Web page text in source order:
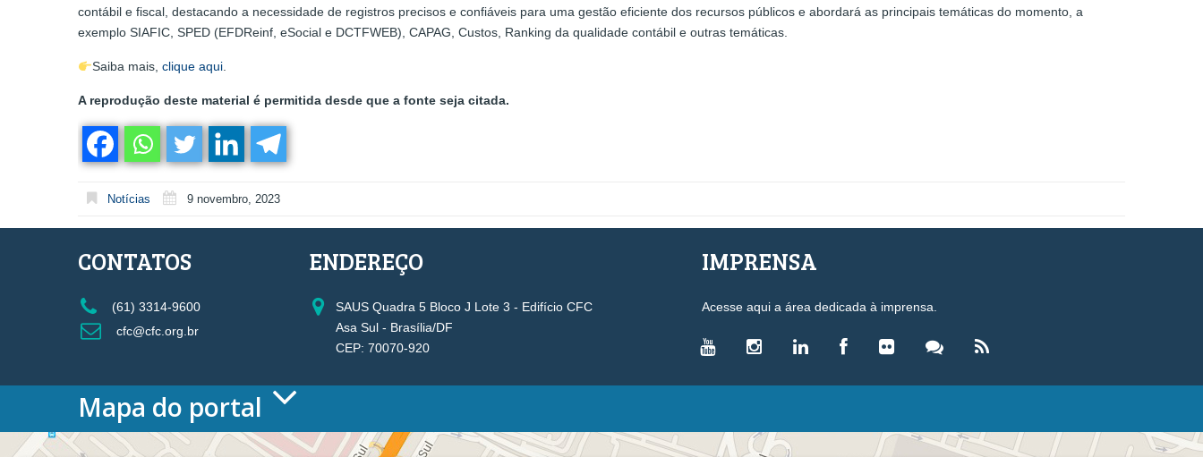
contábil e fiscal, destacando a necessidade de registros precisos e confiáveis para uma gestão eficiente dos recursos públicos e abordará as principais temáticas do momento, a
exemplo SIAFIC, SPED (EFDReinf, eSocial e DCTFWEB), CAPAG, Custos, Ranking da qualidade contábil e outras temáticas.
Saiba mais, clique aqui.
A reprodução deste material é permitida desde que a fonte seja citada.
Notícias 9 novembro, 2023
CONTATOS
(61) 3314-9600
cfc@cfc.org.br
ENDEREÇO
SAUS Quadra 5 Bloco J Lote 3 - Edifício CFC
Asa Sul - Brasília/DF
CEP: 70070-920
IMPRENSA
Acesse aqui a área dedicada à imprensa.
Mapa do portal
HOME
VICE-PRESIDÊNCIAS LEGISLAÇÃO